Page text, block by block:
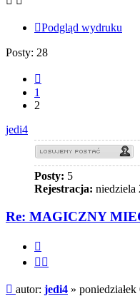
Podgląd wydruku
Posty: 28
1
2
jedi4
Posty: 5
Rejestracja: niedziela
Re: MAGICZNY
Post
autor: jedi4 »